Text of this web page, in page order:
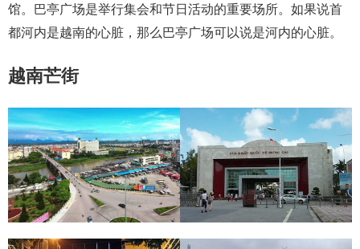
馆。巴亭广场是举行集会和节日活动的重要场所。如果说首
都河内是越南的心脏，那么巴亭广场可以说是河内的心脏。
越南芒街